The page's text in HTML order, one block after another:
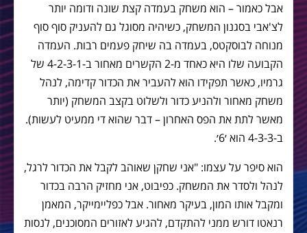
אבל כאמור – הוא משחק בעמדה קצת שונה ודומה יותר
לצ'אבי בסגנון המשחק, כשיהיה מסוגל גם להעניק סוף סוף
מנוחה לבוסקטס, בעמדה בה שיחק פעמים רבות. העמדה
הקבועה שלו היא כאחד מ-2 הקשרים מאחור ב-4-2-3-1 של
גרמיו, כאשר תפקידו הוא להעביר את הכדור קדימה, לנהל
משחק מאחור ולהניע כדור ולשלוט בקצב המשחק (יותר
מאשר לתת את הפס האחרון – דבר שהוא די ממעיט לעשות).
ב-4-3-3 הוא ׳6׳.
הוא סיפר על עצמו: "אני שחקן שאוהב לקבל את הכדור לרגל,
לנהל ולסדר את המשחק. כפיבוט, אני מחזיק הרבה בכדור
ומקבל אותו המון, בעיקר מאחור. אבל כפליימייקר, המאמן
רנאטו דורש ממני להתקדם, להגיע לאזורים המסוכנים, לנסות